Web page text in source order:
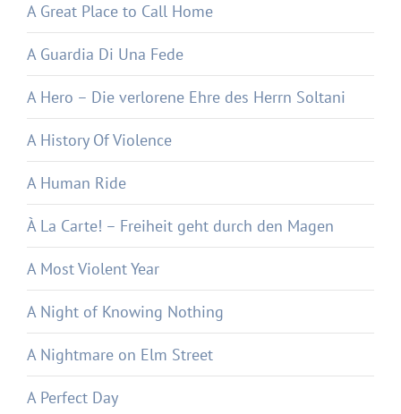
A Great Place to Call Home
A Guardia Di Una Fede
A Hero – Die verlorene Ehre des Herrn Soltani
A History Of Violence
A Human Ride
À La Carte! – Freiheit geht durch den Magen
A Most Violent Year
A Night of Knowing Nothing
A Nightmare on Elm Street
A Perfect Day